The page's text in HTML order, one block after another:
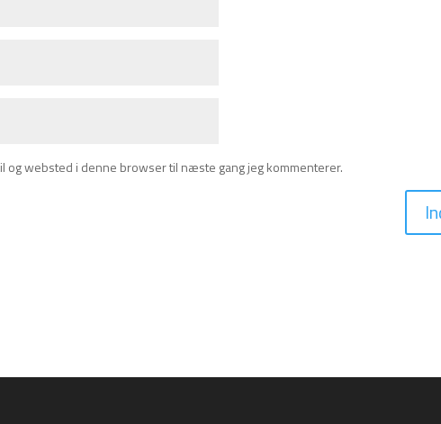
og websted i denne browser til næste gang jeg kommenterer.